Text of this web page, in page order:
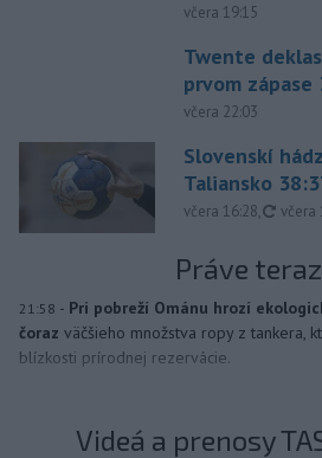
včera 19:15
Twente
prvom zápase
včera 22:03
Slovenskí
Taliansko
včera 16:28, včera
Práve teraz
21:58 - Pri pobreží Ománu hrozí
čoraz väčšieho množstva ropy z tankera,
blízkosti prírodnej rezervácie.
Videá a prenosy